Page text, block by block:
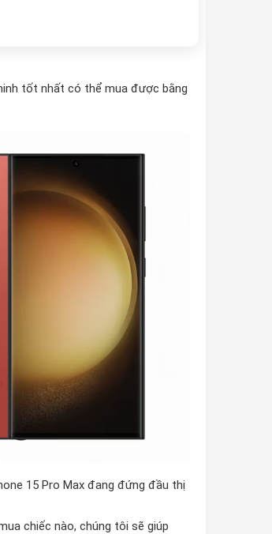
tốt nhất có thể mua được bằng
15 Pro Max đang đứng đầu thị
chiếc nào, chúng tôi sẽ giúp